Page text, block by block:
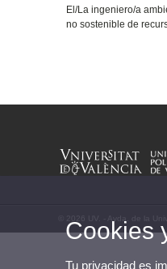
El/La ingeniero/a
no sostenible de
© 2026 UV. - Avda. de la
Cookies
Tu privacidad es